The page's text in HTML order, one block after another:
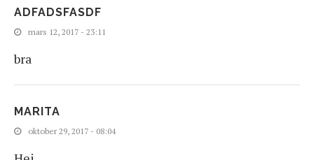
ADFADSFASDF
mars 12, 2017 - 23:11
bra
MARITA
oktober 29, 2017 - 08:04